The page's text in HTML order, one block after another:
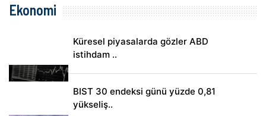
Ekonomi
Küresel piyasalarda gözler ABD
istihdam ..
BIST 30 endeksi günü yüzde 0,81
yükseliş..